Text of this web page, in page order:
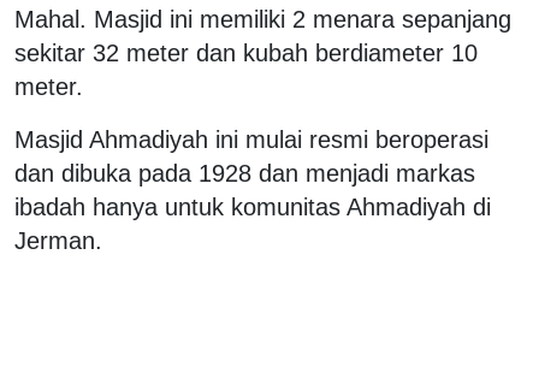
Mahal. Masjid ini memiliki 2 menara sepanjang
sekitar 32 meter dan kubah berdiameter 10
meter.
Masjid Ahmadiyah ini mulai resmi beroperasi
dan dibuka pada 1928 dan menjadi markas
ibadah hanya untuk komunitas Ahmadiyah di
Jerman.